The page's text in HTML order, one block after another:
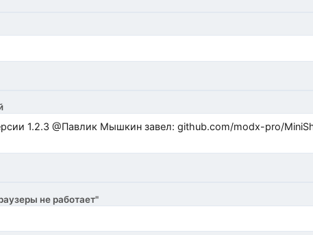
modx-pro/MiniShop3/issues/480 github.com/modx-
не работает"